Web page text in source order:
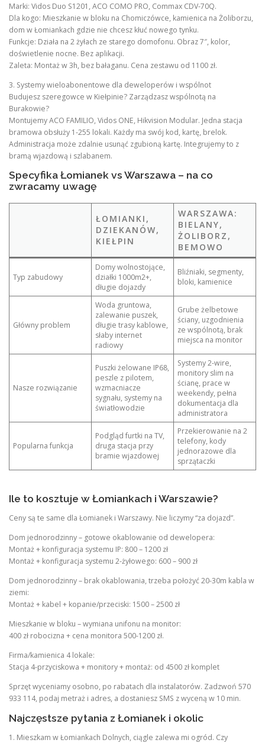
Marki: Vidos Duo S1201, ACO COMO PRO, Commax CDV-70Q.
Dla kogo: Mieszkanie w bloku na Chomiczówce, kamienica na Żoliborzu,
dom w Łomiankach gdzie nie chcesz kłuć nowego tynku.
Funkcje: Działa na 2 żyłach ze starego domofonu. Obraz 7″, kolor,
doświetlenie nocne. Bez aplikacji.
Zaleta: Montaż w 3h, bez bałaganu. Cena zestawu od 1100 zł.
3. Systemy wieloabonentowe dla deweloperów i wspólnot
Budujesz szeregowce w Kiełpinie? Zarządzasz wspólnotą na
Burakowie?
Montujemy ACO FAMILIO, Vidos ONE, Hikvision Modular. Jedna stacja
bramowa obsłuży 1-255 lokali. Każdy ma swój kod, kartę, brelok.
Administracja może zdalnie usunąć zgubioną kartę. Integrujemy to z
bramą wjazdową i szlabanem.
Specyfika Łomianek vs Warszawa – na co
zwracamy uwagę
ŁOMIANKI,
DZIEKANÓW,
KIEŁPIN
WARSZAWA:
BIELANY,
ŻOLIBORZ,
BEMOWO
Typ zabudowy
Domy wolnostojące,
działki 1000m2+,
długie dojazdy
Bliźniaki, segmenty,
bloki, kamienice
Główny problem
Woda gruntowa,
zalewanie puszek,
długie trasy kablowe,
słaby internet
radiowy
Grube żelbetowe
ściany, uzgodnienia
ze wspólnotą, brak
miejsca na monitor
Nasze rozwiązanie
Puszki żelowane IP68,
peszle z pilotem,
wzmacniacze
sygnału, systemy na
światłowodzie
Systemy 2-wire,
monitory slim na
ścianę, prace w
weekendy, pełna
dokumentacja dla
administratora
Popularna funkcja
Podgląd furtki na TV,
druga stacja przy
bramie wjazdowej
Przekierowanie na 2
telefony, kody
jednorazowe dla
sprzątaczki
Ile to kosztuje w Łomiankach i Warszawie?
Ceny są te same dla Łomianek i Warszawy. Nie liczymy “za dojazd”.
Dom jednorodzinny – gotowe okablowanie od dewelopera:
Montaż + konfiguracja systemu IP: 800 – 1200 zł
Montaż + konfiguracja systemu 2-żyłowego: 600 – 900 zł
Dom jednorodzinny – brak okablowania, trzeba położyć 20-30m kabla w
ziemi:
Montaż + kabel + kopanie/przeciski: 1500 – 2500 zł
Mieszkanie w bloku – wymiana unifonu na monitor:
400 zł robocizna + cena monitora 500-1200 zł.
Firma/kamienica 4 lokale:
Stacja 4-przyciskowa + monitory + montaż: od 4500 zł komplet
Sprzęt wyceniamy osobno, po rabatach dla instalatorów. Zadzwoń 570
933 114, podaj metraż i adres, a dostaniesz SMS z wyceną w 10 min.
Najczęstsze pytania z Łomianek i okolic
1. Mieszkam w Łomiankach Dolnych, ciągle zalewa mi ogród. Czy